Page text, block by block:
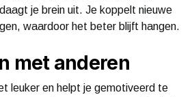
je brein uit. Je koppelt nieuwe
waardoor het beter blijft hangen.
met anderen
leuker en helpt je gemotiveerd te